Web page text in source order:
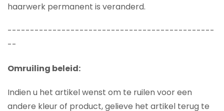
haarwerk permanent is veranderd.
----------------------------------------------
--
Omruiling beleid:
Indien u het artikel wenst om te ruilen voor een
andere kleur of product, gelieve het artikel terug te